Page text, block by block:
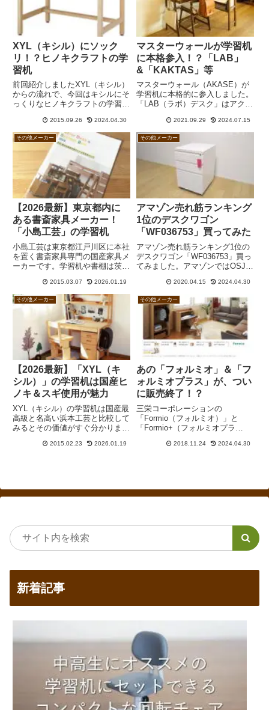
XYL（キシル）にソック
リ！？ヒノキクラフトの学
習机
前回紹介しましたXYL（キシル）
からの流れで、今回はキシルにそ
っくりなヒノキクラフトの学習机
静岡！キシルとヒノキクラフトは
材質も仕様も瓜二つキシル（浜松
市）とヒノキクラフト（静岡市）
はともに静岡県のメーカーで、...
2015.09.26 2024.04.30
マスターウォールが学習机
に本格参入！？「LAB」
&「KAKTAS」等
マスターウォール（AKASE）が
学習机に本格的に参入しました。
「LAB（ラボ）デスク」はアクタ
「KAKTAS（カクタス）デスク」
は棚と机を組み合わせることでL
型レイアウトなど様々な配置にす
ることができます。
2021.09.29 2024.07.15
その他メーカー
【2026最新】東京都内に
ある書斎家具メーカー！
「小島工芸」の学習机
小島工芸は東京都江戸川区に本社
を置く書斎家具専門の国産家具メ
ーカーです。学習机や書棚は茨城
ど一部製品は中国やタイで製造し
ています。現在の主力デスクは
「ポライト」。システムベッドの
「アンジュEX」や「ラークアッ
プ」は定番です。
2015.03.07 2026.01.19
その他メーカー
アマゾン売れ筋ランキング
1位のデスクワゴン
「WF036753」買ってみた
アマゾン売れ筋ランキング1位の
デスクワゴン「WF036753」買っ
てみました。アマゾンではOSJと
書かれています。8千円台と低価
格であるにもかかわらず、全段フ
ルスライドレールで開閉も割りと
スムーズ。無印良品のスチールキ
ャビネットより断然オススメで
2020.04.15 2024.04.30
その他メーカー
【2026最新】「XYL（キ
シル）」の学習机は国産ヒ
ノキ＆スギ使用が魅力
XYL（キシル）の学習机は国産最
高級と名高い浜本工芸と比較して
みるとその価値がすぐ分かりま
ル塗装。浜本工芸はナラ材でウレ
2015.02.23 2026.01.19
その他メーカー
あの「フォルミオ」＆「フ
ォルミオプラス」が、つい
に販売終了！？
三栄コーポレーションの
「Formio（フォルミオ）」と
「Formio+（フォルミオプラ
なっていました。ただ、同社は家
2018.11.24 2024.04.30
新着記事